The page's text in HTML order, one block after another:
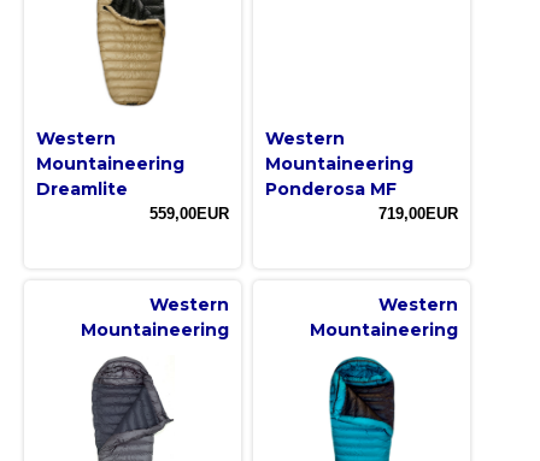
Western
Mountaineering
Dreamlite
559,00EUR
Western
Mountaineering
Ponderosa MF
719,00EUR
Western
Mountaineering
Western
Mountaineering